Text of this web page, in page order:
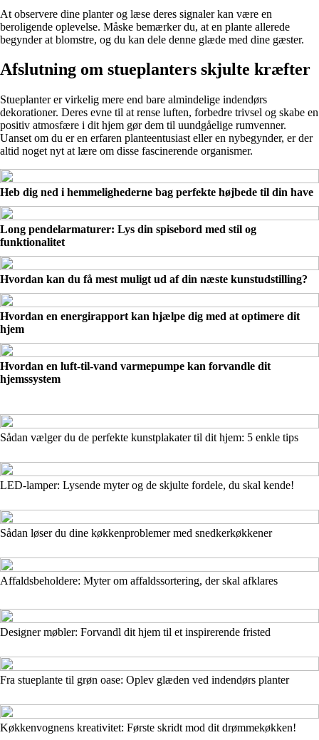
At observere dine planter og læse deres signaler kan være en
beroligende oplevelse. Måske bemærker du, at en plante allerede
begynder at blomstre, og du kan dele denne glæde med dine gæster.
Afslutning om stueplanters skjulte kræfter
Stueplanter er virkelig mere end bare almindelige indendørs
dekorationer. Deres evne til at rense luften, forbedre trivsel og skabe en
positiv atmosfære i dit hjem gør dem til uundgåelige rumvenner.
Uanset om du er en erfaren planteentusiast eller en nybegynder, er der
altid noget nyt at lære om disse fascinerende organismer.
Heb dig ned i hemmelighederne bag perfekte højbede til din have
Long pendelarmaturer: Lys din spisebord med stil og
funktionalitet
Hvordan kan du få mest muligt ud af din næste kunstudstilling?
Hvordan en energirapport kan hjælpe dig med at optimere dit
hjem
Hvordan en luft-til-vand varmepumpe kan forvandle dit
hjemssystem
Sådan vælger du de perfekte kunstplakater til dit hjem: 5 enkle tips
LED-lamper: Lysende myter og de skjulte fordele, du skal kende!
Sådan løser du dine køkkenproblemer med snedkerkøkkener
Affaldsbeholdere: Myter om affaldssortering, der skal afklares
Designer møbler: Forvandl dit hjem til et inspirerende fristed
Fra stueplante til grøn oase: Oplev glæden ved indendørs planter
Køkkenvognens kreativitet: Første skridt mod dit drømmekøkken!